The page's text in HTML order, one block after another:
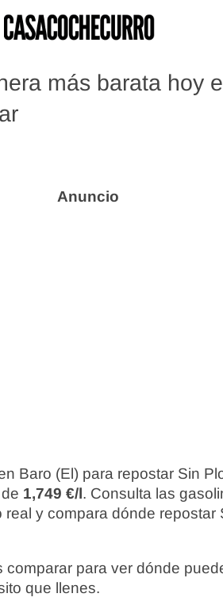
más barata hoy
Baro (El) para repostar Sin
1,749 €/l. Consulta las
y compara dónde repostar
comparar para ver dónde
que llenes.